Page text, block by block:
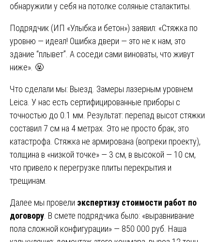
обнаружили у себя на потолке соляные сталактиты.
Подрядчик (ИП «Улыбка и бетон») заявил: «Стяжка по
уровню — идеал! Ошибка двери — это не к нам, это
здание “плывет”. А соседи сами виноваты, что живут
ниже». 🤬
Что сделали мы: Выезд. Замеры лазерным уровнем
Leica. У нас есть сертифицированные приборы с
точностью до 0.1 мм. Результат: перепад высот стяжки
составил 7 см на 4 метрах. Это не просто брак, это
катастрофа. Стяжка не армирована (вопреки проекту),
толщина в «низкой точке» — 3 см, в высокой — 10 см,
что привело к перегрузке плиты перекрытия и
трещинам.
Далее мы провели экспертизу стоимости работ по
договору . В смете подрядчика было: «выравнивание
пола сложной конфигурации» — 850 000 руб. Наша